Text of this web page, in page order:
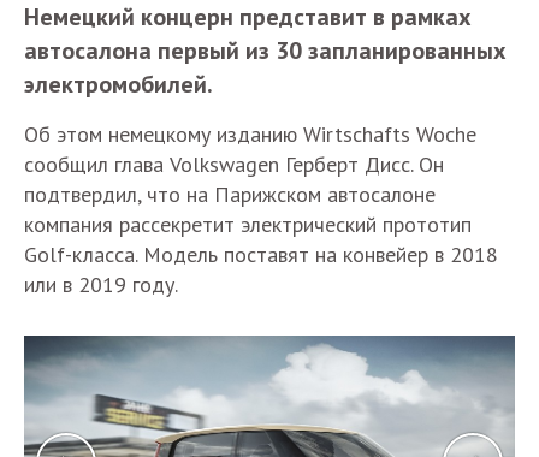
Немецкий концерн представит в рамках
автосалона первый из 30 запланированных
электромобилей.
Об этом немецкому изданию Wirtschafts Woche
сообщил глава Volkswagen Герберт Дисс. Он
подтвердил, что на Парижском автосалоне
компания рассекретит электрический прототип
Golf-класса. Модель поставят на конвейер в 2018
или в 2019 году.